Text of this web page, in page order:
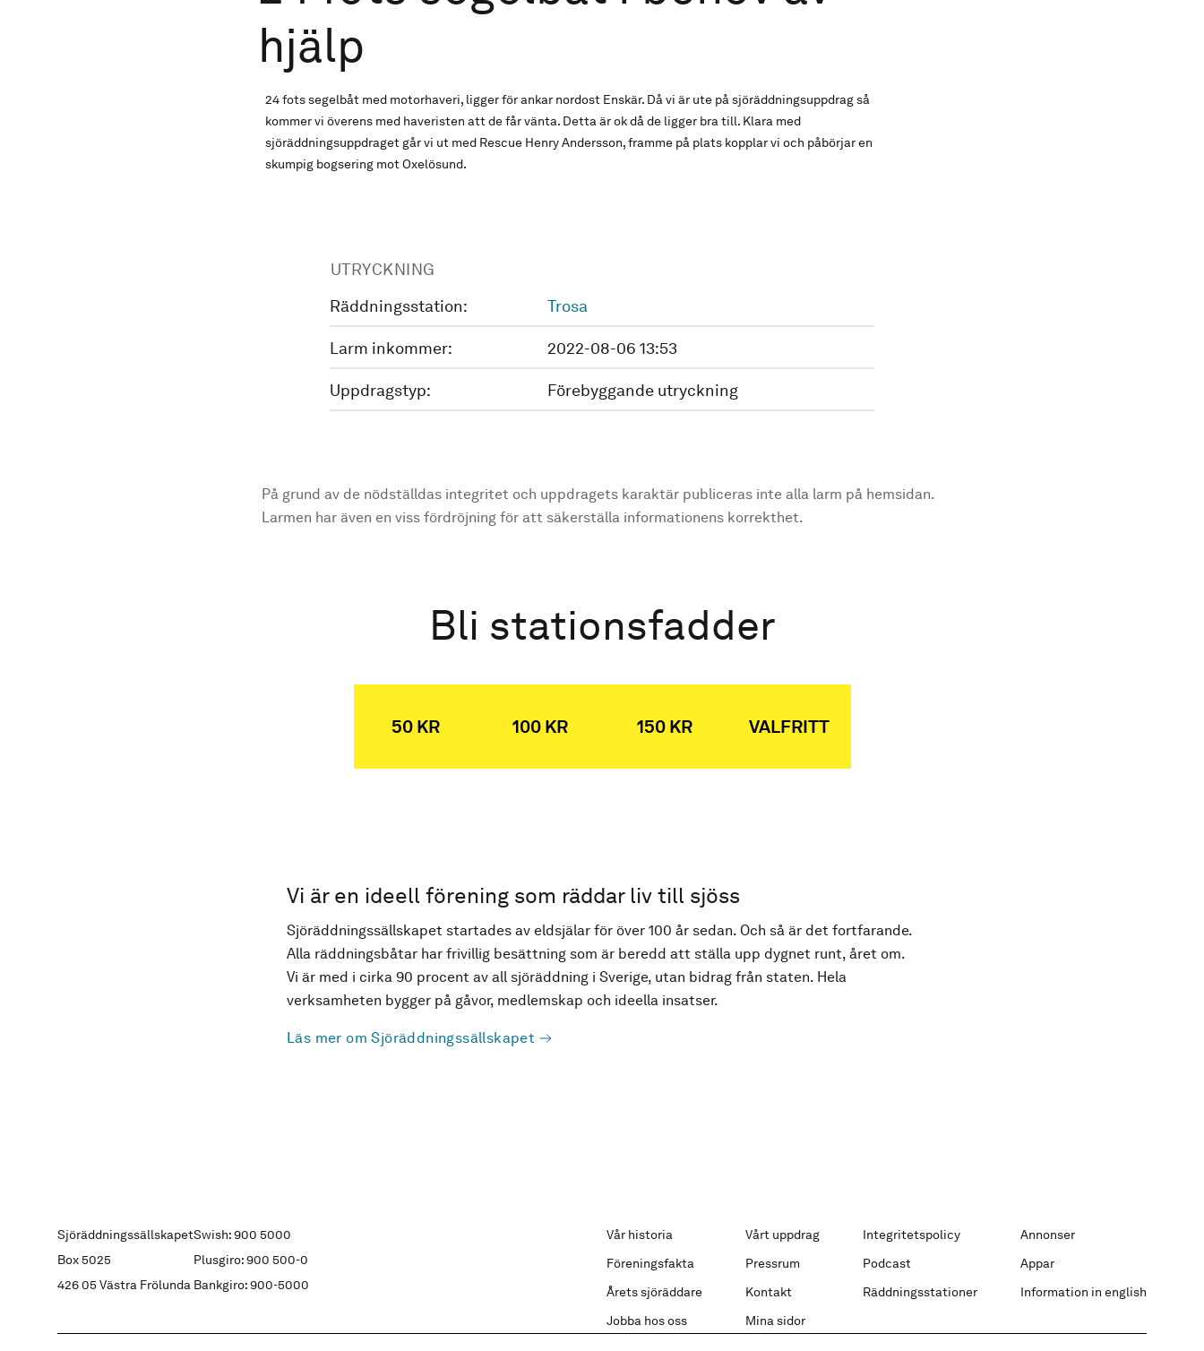
hjälp
24 fots segelbåt med motorhaveri, ligger för ankar nordost Enskär. Då vi är ute på sjöräddningsuppdrag så
kommer vi överens med haveristen att de får vänta. Detta är ok då de ligger bra till. Klara med
sjöräddningsuppdraget går vi ut med Rescue Henry Andersson, framme på plats kopplar vi och påbörjar en
skumpig bogsering mot Oxelösund.
UTRYCKNING
Räddningsstation:
Trosa
Larm inkommer: 2022-08-06 13:53
Uppdragstyp: Förebyggande utryckning
På grund av de nödställdas integritet och uppdragets karaktär publiceras inte alla larm på hemsidan.
Larmen har även en viss fördröjning för att säkerställa informationens korrekthet.
Bli stationsfadder
50 KR 100 KR 150 KR VALFRITT
Vi är en ideell förening som räddar liv till sjöss
Sjöräddningssällskapet startades av eldsjälar för över 100 år sedan. Och så är det fortfarande.
Alla räddningsbåtar har frivillig besättning som är beredd att ställa upp dygnet runt, året om.
Vi är med i cirka 90 procent av all sjöräddning i Sverige, utan bidrag från staten. Hela
verksamheten bygger på gåvor, medlemskap och ideella insatser.
Läs mer om Sjöräddningssällskapet
Sjöräddningssällskapet
Box 5025
426 05 Västra Frölunda
Swish: 900 5000
Plusgiro: 900 500-0
Bankgiro: 900-5000
Vår historia Vårt uppdrag Integritetspolicy
Annonser
Föreningsfakta
Pressrum Podcast
Appar
Årets sjöräddare
Kontakt Räddningsstationer
Information in english
Jobba hos oss
Mina sidor